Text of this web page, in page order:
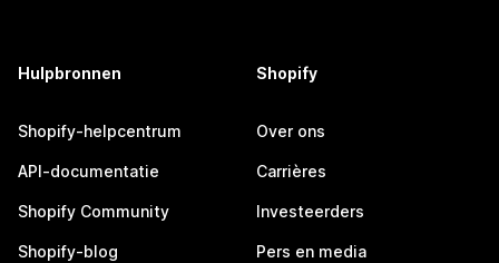
Hulpbronnen
Shopify-helpcentrum
API-documentatie
Shopify Community
Shopify-blog
Shopify
Over ons
Carrières
Investeerders
Pers en media